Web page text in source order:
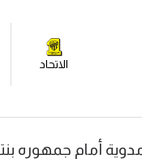
الاتحاد
بنتيجة 5-0 وظل في المركز